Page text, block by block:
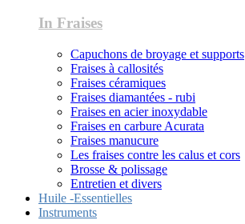
In Fraises
Capuchons de broyage et supports
Fraises à callosités
Fraises céramiques
Fraises diamantées - rubi
Fraises en acier inoxydable
Fraises en carbure Acurata
Fraises manucure
Les fraises contre les calus et cors
Brosse & polissage
Entretien et divers
Huile -Essentielles
Instruments